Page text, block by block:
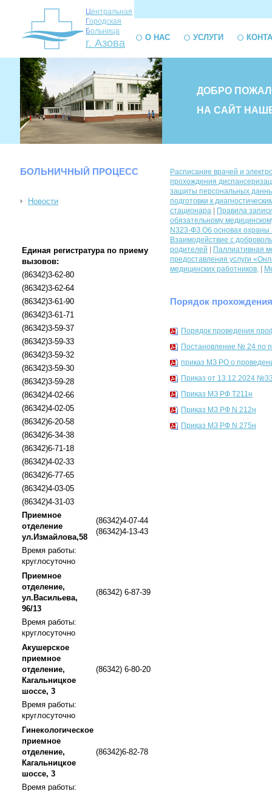
Центральная
Городская
Больница
г. Азова О НАС УСЛУГИ
ДОБРО
НА САЙТ
БОЛЬНИЧНЫЙ ПРОЦЕСС
Новости
Единая регистратура по приему
вызовов:
(86342)3-62-80
(86342)3-62-64
(86342)3-61-90
(86342)3-61-71
(86342)3-59-37
(86342)3-59-33
(86342)3-59-32
(86342)3-59-30
(86342)3-59-28
(86342)4-02-66
(86342)4-02-05
(86342)6-20-58
(86342)6-34-38
(86342)6-71-18
(86342)4-02-33
(86342)6-77-65
(86342)4-03-05
(86342)4-31-03
Приемное
отделение
ул.Измайлова,58
(86342)4-07-44
(86342)4-13-43
Время работы:
круглосуточно
Приемное
отделение,
ул.Васильева,
96/13
(86342) 6-87-39
Время работы:
круглосуточно
Акушерское
приемное
отделение,
Кагальницкое
шоссе, 3
(86342) 6-80-20
Время работы:
круглосуточно
Гинекологическое
приемное
отделение,
Кагальницкое
шоссе, 3
(86342)6-82-78
Время работы:
Расписание врачей и
прохождения
защиты персональных
подготовки к
стационара
Правила
обязательному
N323-ФЗ Об основах охраны
Взаимодействие с
родителей
Паллиативная
предоставления услуги
медицинских работников,
Порядок
Порядок проведения
Постановление № 24 по
приказ МЗ РО о
Приказ от 13.12.2024
Приказ МЗ РФ Т211н
Приказ МЗ РФ N 212н
Приказ МЗ РФ N 275н